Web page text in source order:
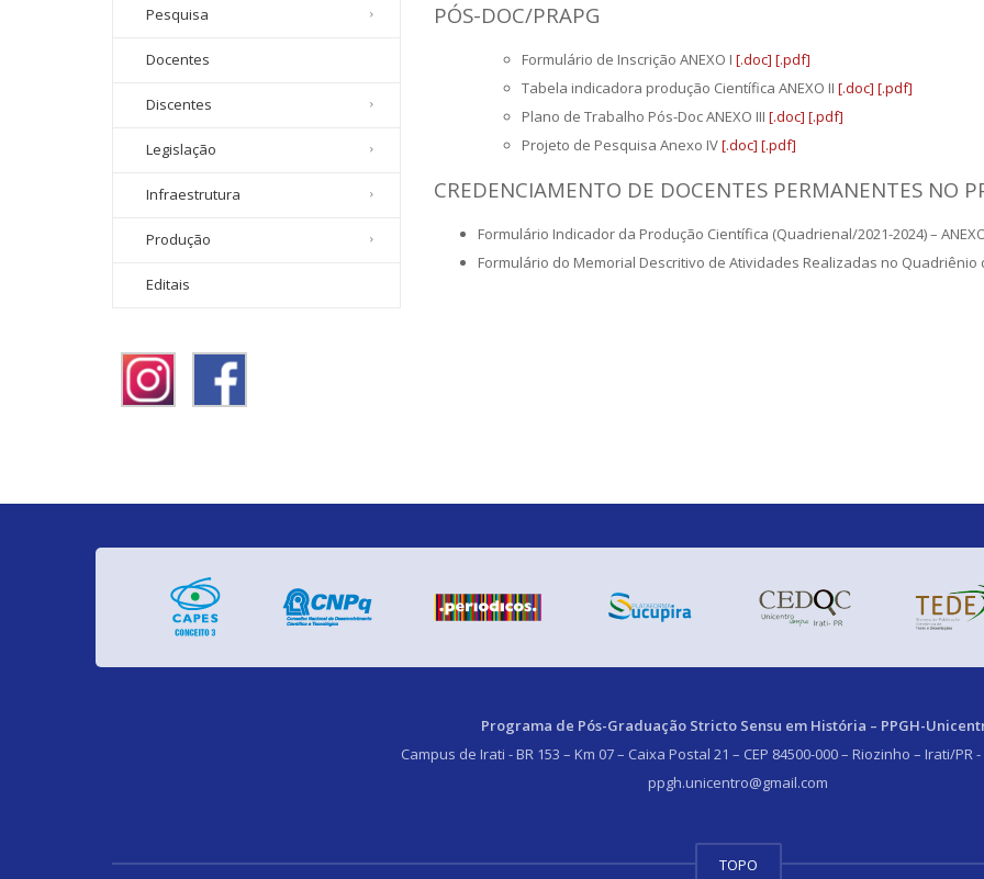
PÓS-DOC/PRAPG
Formulário de Inscrição ANEXO I [.doc] [.pdf]
Tabela indicadora produção Científica ANEXO II [.doc] [.pdf]
Plano de Trabalho Pós-Doc ANEXO III [.doc] [.pdf]
Projeto de Pesquisa Anexo IV[.doc] [.pdf]
CREDENCIAMENTO DE DOCENTES PERMANENTES NO
Formulário Indicador da Produção Científica (Quadrienal/2021-2024) –
Formulário do Memorial Descritivo de Atividades Realizadas no Quadriênio
Pesquisa
Docentes
Discentes
Legislação
Infraestrutura
Produção
Editais
Programa de Pós-Graduação Stricto Sensu em História – PPGH-
Campus de Irati - BR 153 – Km 07 – Caixa Postal 21 – CEP 84500-000 – Riozinho – Irati/PR -
ppgh.unicentro@gmail.com
TOPO